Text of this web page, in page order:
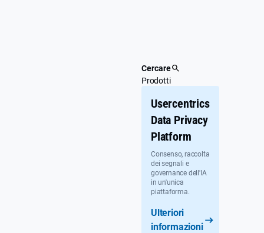
Cercare
Prodotti
Usercentrics
Data Privacy
Platform
Consenso, raccolta
dei segnali e
governance dell'IA
in un'unica
piattaforma.
Ulteriori
informazioni